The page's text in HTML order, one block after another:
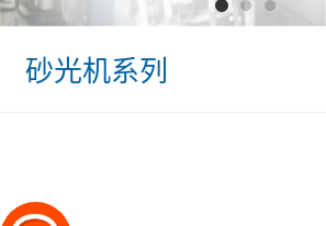
砂光机系列